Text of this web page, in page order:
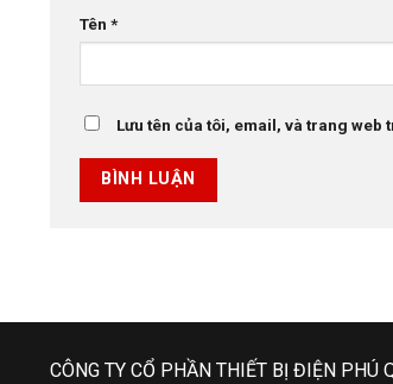
Tên *
Lưu tên của tôi, email, và trang web
CÔNG TY CỔ PHẦN THIẾT BỊ ĐIỆN PHÚ